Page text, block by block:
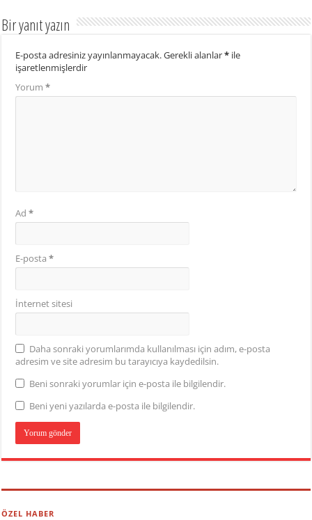
Bir yanıt yazın
E-posta adresiniz yayınlanmayacak.Gerekli alanlar* ile
işaretlenmişlerdir
Yorum*
Ad*
E-posta*
İnternet sitesi
Daha sonraki yorumlarımda kullanılması için adım, e-posta
adresim ve site adresim bu tarayıcıya kaydedilsin.
Beni sonraki yorumlar için e-posta ile bilgilendir.
Beni yeni yazılarda e-posta ile bilgilendir.
ÖZEL HABER